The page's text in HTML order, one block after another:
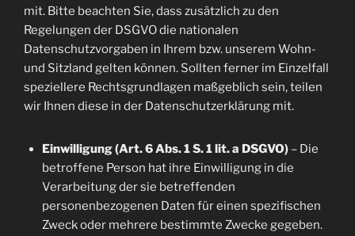
mit. Bitte beachten Sie, dass zusätzlich zu den
Regelungen der DSGVO die nationalen
Datenschutzvorgaben in Ihrem bzw. unserem Wohn-
und Sitzland gelten können. Sollten ferner im Einzelfall
speziellere Rechtsgrundlagen maßgeblich sein, teilen
wir Ihnen diese in der Datenschutzerklärung mit.
Einwilligung (Art. 6 Abs. 1 S. 1 lit. a DSGVO)– Die
betroffene Person hat ihre Einwilligung in die
Verarbeitung der sie betreffenden
personenbezogenen Daten für einen spezifischen
Zweck oder mehrere bestimmte Zwecke gegeben.